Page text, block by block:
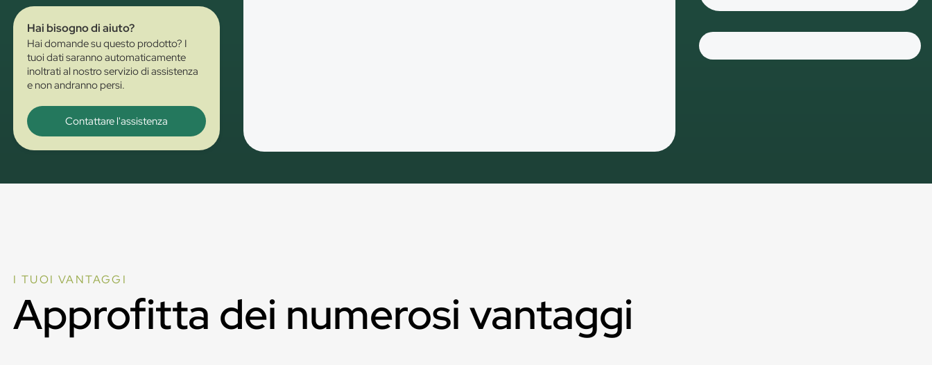
Hai bisogno di aiuto?
Hai domande su questo prodotto? I
tuoi dati saranno automaticamente
inoltrati al nostro servizio di assistenza
e non andranno persi.
Contattare l'assistenza
I TUOI VANTAGGI
Approfitta dei numerosi vantaggi